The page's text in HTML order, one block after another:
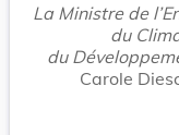
La Ministre de
du
du
Carole